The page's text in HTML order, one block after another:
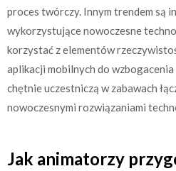
proces twórczy. Innym trendem są
wykorzystujące nowoczesne
korzystać z elementów
aplikacji mobilnych do
chętnie uczestniczą w zabawach
nowoczesnymi rozwiązaniami
Jak animatorzy